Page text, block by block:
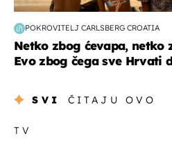
POKROVITELJ CARLSBERG CROATIA
Netko zbog ćevapa, netko
Evo zbog čega sve Hrvati
SVI ČITAJU OVO
TV